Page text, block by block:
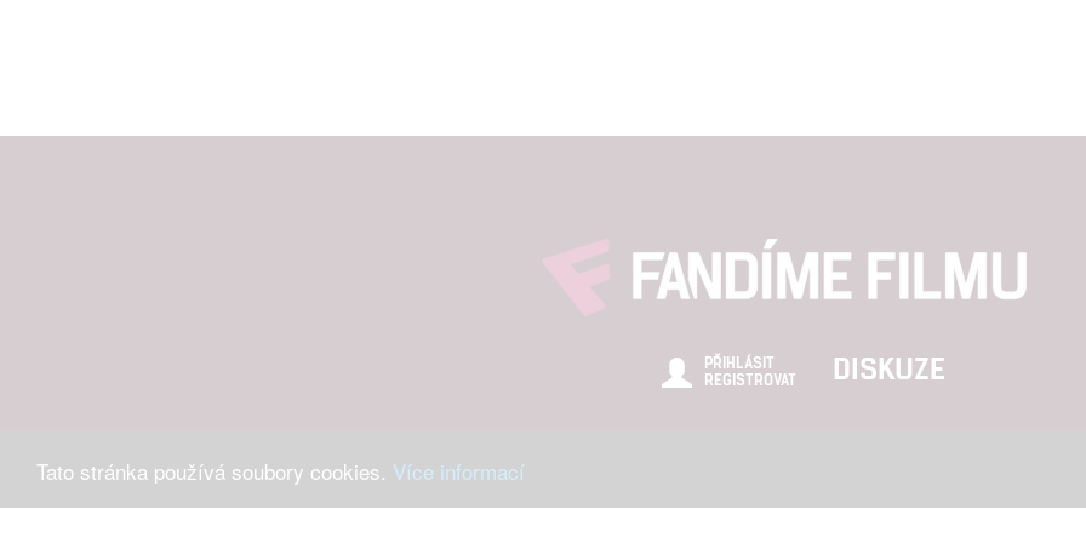
Tato stránka používá soubory cookies. Více informací
PŘIHLÁSIT
REGISTROVAT
DISKUZE